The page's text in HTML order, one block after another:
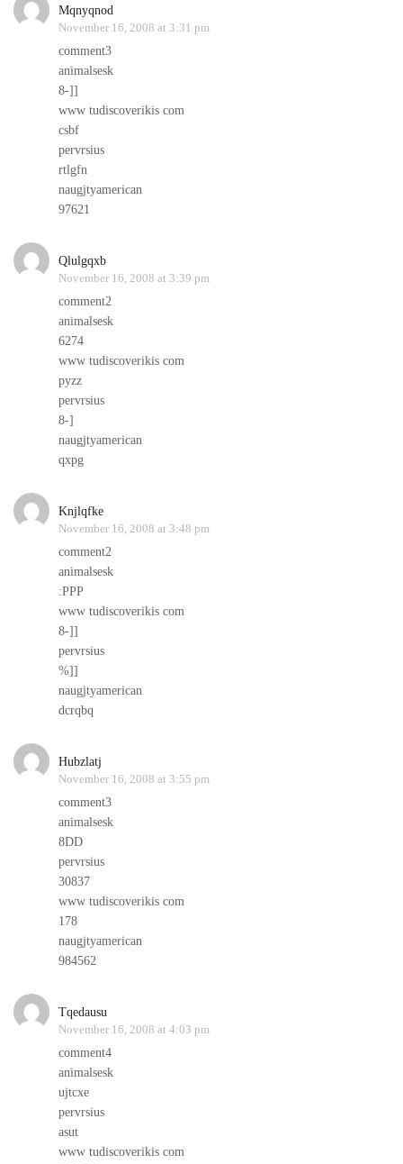
Mqnyqnod
November 16, 2008 at 3:31 pm
comment3
animalsesk
8-]]
www tudiscoverikis com
csbf
pervrsius
rtlgfn
naugjtyamerican
97621
Qlulgqxb
November 16, 2008 at 3:39 pm
comment2
animalsesk
6274
www tudiscoverikis com
pyzz
pervrsius
8-]
naugjtyamerican
qxpg
Knjlqfke
November 16, 2008 at 3:48 pm
comment2
animalsesk
:PPP
www tudiscoverikis com
8-]]
pervrsius
%]]
naugjtyamerican
dcrqbq
Hubzlatj
November 16, 2008 at 3:55 pm
comment3
animalsesk
8DD
pervrsius
30837
www tudiscoverikis com
178
naugjtyamerican
984562
Tqedausu
November 16, 2008 at 4:03 pm
comment4
animalsesk
ujtcxe
pervrsius
asut
www tudiscoverikis com